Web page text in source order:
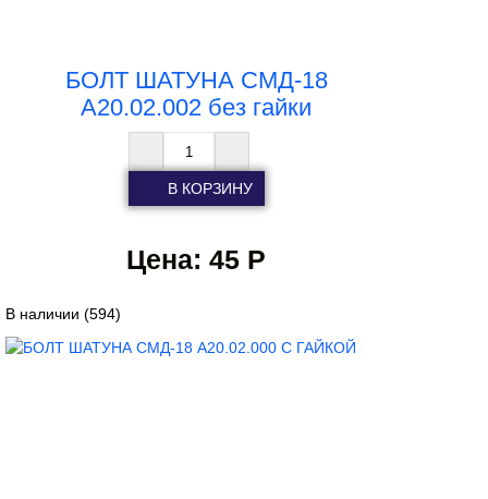
БОЛТ ШАТУНА СМД-18
А20.02.002 без гайки
Цена: 45 Р
В наличии (594)